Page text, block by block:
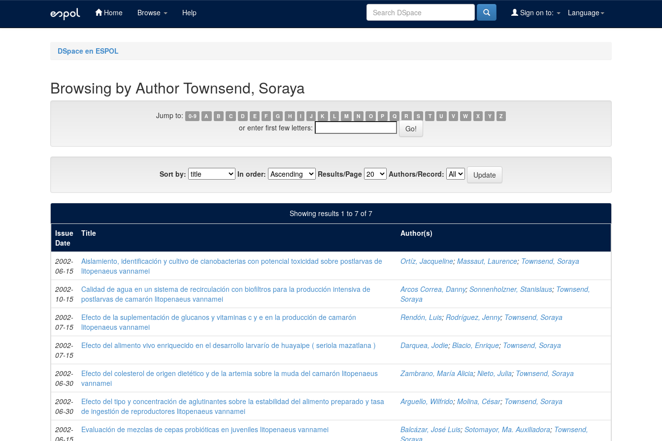
Home Browse Help Language
Sign on to:
DSpace en ESPOL
Browsing by Author Townsend, Soraya
Jump to: 0-9 A B C D E F G H I J K L M N O P Q R S T U V W X Y Z
or enter first few letters:
Sort by: In order: Results/Page Authors/Record:
Showing results 1 to 7 of 7
Issue
Date
Title Author(s)
2002-
06-15
Aislamiento, identificación y cultivo de cianobacterias con potencial toxicidad sobre postlarvas de
litopenaeus vannamei
Ortíz, Jacqueline; Massaut, Laurence; Townsend, Soraya
2002-
10-15
Calidad de agua en un sistema de recirculación con biofiltros para la producción intensiva de
postlarvas de camarón litopenaeus vannamei
Arcos Correa, Danny; Sonnenholzner, Stanislaus; Townsend,
Soraya
2002-
07-15
Efecto de la suplementación de glucanos y vitaminas c y e en la producción de camarón
litopenaeus vannamei
Rendón, Luis; Rodríguez, Jenny; Townsend, Soraya
2002-
07-15
Efecto del alimento vivo enriquecido en el desarrollo larvarío de huayaipe ( seriola mazatlana ) Darquea, Jodie; Blacio, Enrique; Townsend, Soraya
2002-
06-30
Efecto del colesterol de origen dietético y de la artemia sobre la muda del camarón litopenaeus
vannamei
Zambrano, María Alicia; Nieto, Julia; Townsend, Soraya
2002-
06-30
Efecto del tipo y concentración de aglutinantes sobre la estabilidad del alimento preparado y tasa
de ingestión de reproductores litopenaeus vannamei
Arguello, Wilfrido; Molina, César; Townsend, Soraya
2002-
06-15
Evaluación de mezclas de cepas probióticas en juveniles litopenaeus vannamei Balcázar, José Luis; Sotomayor, Ma. Auxiliadora; Townsend,
Soraya